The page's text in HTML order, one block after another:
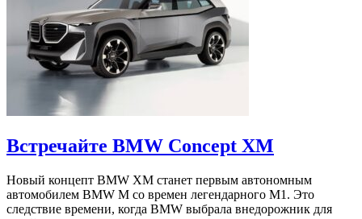
Встречайте BMW Concept XM
Новый концепт BMW XM станет первым автономным
автомобилем BMW M со времен легендарного M1. Это
следствие времени, когда BMW выбрала внедорожник для